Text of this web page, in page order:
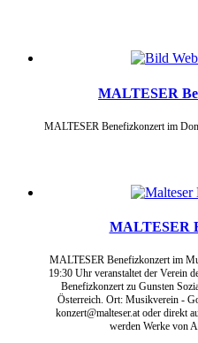
MALTESER
MALTESER Benefizkonzert im
MALTESER
MALTESER Benefizkonzert im
19:30 Uhr veranstaltet der Verein
Benefizkonzert zu Gunsten
Österreich. Ort: Musikverein -
konzert@malteser.at oder direkt
werden Werke von